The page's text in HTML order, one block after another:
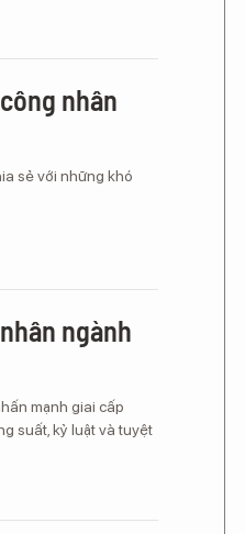
nhân
sẻ với những khó
ngành
mạnh giai cấp
suất, kỷ luật và tuyệt